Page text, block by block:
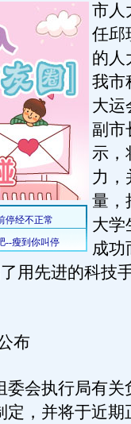
市人
任邱
的人
我市
大运
副市
示，
力，
量，
大学
成功
用先进的科技
布
会执行局有关
，并将于近期